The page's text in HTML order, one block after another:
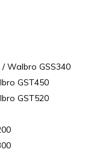
Walbro GSS340
GST450
GST520